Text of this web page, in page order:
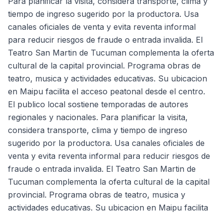
tiempo de ingreso sugerido por la productora. Usa
canales oficiales de venta y evita reventa informal
para reducir riesgos de fraude o entrada invalida. El
Teatro San Martin de Tucuman complementa la oferta
cultural de la capital provincial. Programa obras de
teatro, musica y actividades educativas. Su ubicacion
en Maipu facilita el acceso peatonal desde el centro.
El publico local sostiene temporadas de autores
regionales y nacionales. Para planificar la visita,
considera transporte, clima y tiempo de ingreso
sugerido por la productora. Usa canales oficiales de
venta y evita reventa informal para reducir riesgos de
fraude o entrada invalida. El Teatro San Martin de
Tucuman complementa la oferta cultural de la capital
provincial. Programa obras de teatro, musica y
actividades educativas. Su ubicacion en Maipu facilita